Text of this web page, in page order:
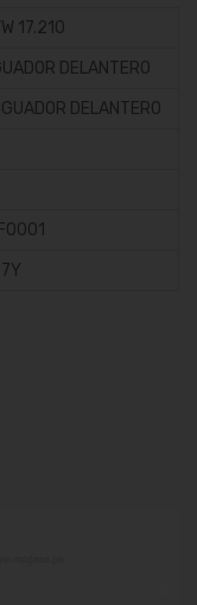
17.210
DELANTERO
DELANTERO